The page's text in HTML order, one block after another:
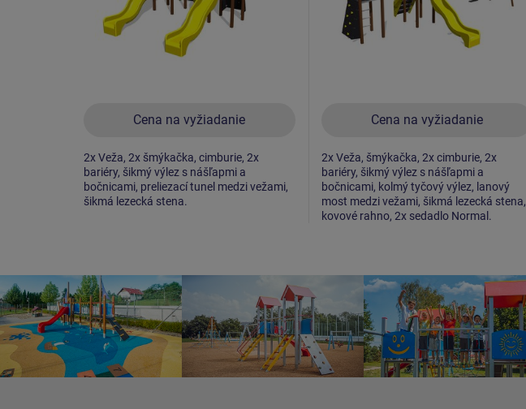
Cena na vyžiadanie
2x Veža, 2x šmýkačka, cimburie, 2x
bariéry, šikmý výlez s nášľapmi a
bočnicami, preliezací tunel medzi vežami,
šikmá lezecká stena.
Cena na vyžiadanie
2x Veža, šmýkačka, 2x cimburie, 2x
bariéry, šikmý výlez s nášľapmi a
bočnicami, kolmý tyčový výlez, lanový
most medzi vežami, šikmá lezecká stena,
kovové rahno, 2x sedadlo Normal.